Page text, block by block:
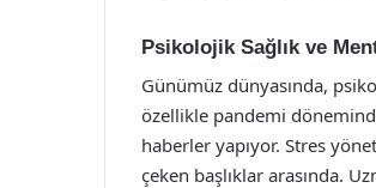
Psikolojik Sağlık ve
Günümüz dünyasında,
özellikle pandemi
haberler yapıyor. Stres
çeken başlıklar arasında.